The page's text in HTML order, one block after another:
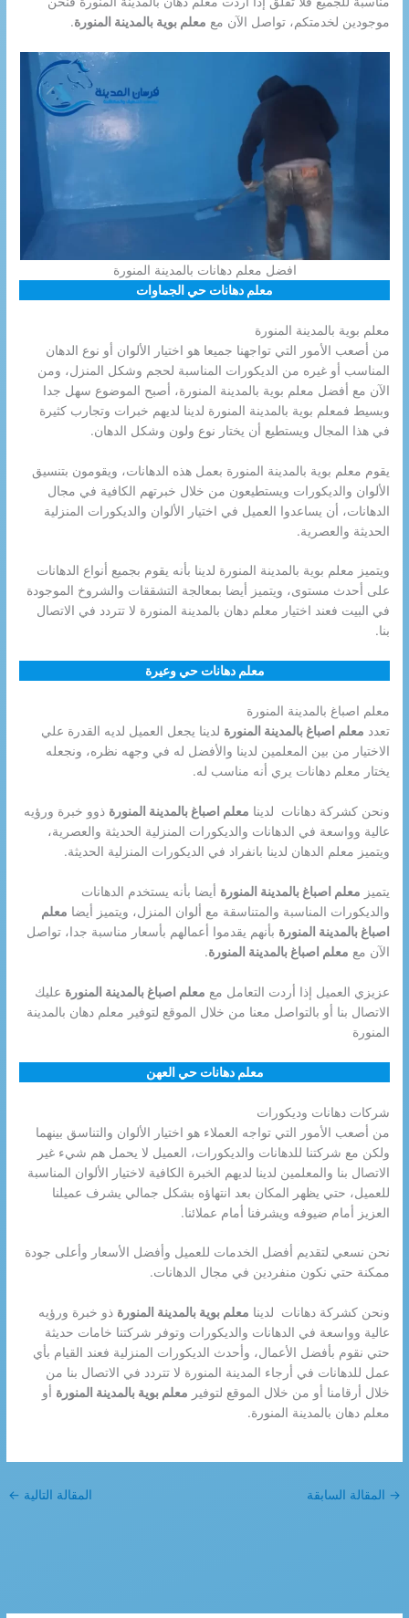
موجودين لخدمتكم، تواصل الآن مع معلم بوية بالمدينة المنورة.
افضل معلم دهانات بالمدينة المنورة
معلم دهانات حي الجماوات
معلم بوية بالمدينة المنورة
من أصعب الأمور التي تواجهنا جميعا هو اختيار الألوان أو نوع الدهان
المناسب أو غيره من الديكورات المناسبة لحجم وشكل المنزل، ومن
الآن مع أفضل معلم بوية بالمدينة المنورة، أصبح الموضوع سهل جدا
وبسيط فمعلم بوية بالمدينة المنورة لدينا لديهم خبرات وتجارب كثيرة
في هذا المجال ويستطيع أن يختار نوع ولون وشكل الدهان.
يقوم معلم بوية بالمدينة المنورة بعمل هذه الدهانات، ويقومون بتنسيق
الألوان والديكورات ويستطيعون من خلال خبرتهم الكافية في مجال
الدهانات، أن يساعدوا العميل في اختيار الألوان والديكورات المنزلية
الحديثة والعصرية.
ويتميز معلم بوية بالمدينة المنورة لدينا بأنه يقوم بجميع أنواع الدهانات
على أحدث مستوى، ويتميز أيضا بمعالجة التشققات والشروخ الموجودة
في البيت فعند اختيار معلم دهان بالمدينة المنورة لا تتردد في الاتصال
بنا.
معلم دهانات حي وعيرة
معلم اصباغ بالمدينة المنورة
تعدد معلم اصباغ بالمدينة المنورة لدينا يجعل العميل لديه القدرة علي
الاختيار من بين المعلمين لدينا والأفضل له في وجهه نظره، ونجعله
يختار معلم دهانات يري أنه مناسب له.
ونحن كشركة دهانات لدينا معلم اصباغ بالمدينة المنورة ذوو خبرة ورؤيه
عالية وواسعة في الدهانات والديكورات المنزلية الحديثة والعصرية،
ويتميز معلم الدهان لدينا بانفراد في الديكورات المنزلية الحديثة.
يتميز معلم اصباغ بالمدينة المنورة أيضا بأنه يستخدم الدهانات
والديكورات المناسبة والمتناسقة مع ألوان المنزل، ويتميز أيضا معلم
اصباغ بالمدينة المنورة بأنهم يقدموا أعمالهم بأسعار مناسبة جدا، تواصل
الآن مع معلم اصباغ بالمدينة المنورة.
عزيزي العميل إذا أردت التعامل مع معلم اصباغ بالمدينة المنورة عليك
الاتصال بنا أو بالتواصل معنا من خلال الموقع لتوفير معلم دهان بالمدينة
المنورة
معلم دهانات حي العهن
شركات دهانات وديكورات
من أصعب الأمور التي تواجه العملاء هو اختيار الألوان والتناسق بينهما
ولكن مع شركتنا للدهانات والديكورات، العميل لا يحمل هم شيء غير
الاتصال بنا والمعلمين لدينا لديهم الخبرة الكافية لاختيار الألوان المناسبة
للعميل، حتي يظهر المكان بعد انتهاؤه بشكل جمالي يشرف عميلنا
العزيز أمام ضيوفه ويشرفنا أمام عملائنا.
نحن نسعي لتقديم أفضل الخدمات للعميل وأفضل الأسعار وأعلى جودة
ممكنة حتي نكون منفردين في مجال الدهانات.
ونحن كشركة دهانات لدينا معلم بوية بالمدينة المنورة ذو خبرة ورؤيه
عالية وواسعة في الدهانات والديكورات وتوفر شركتنا خامات حديثة
حتي نقوم بأفضل الأعمال، وأحدث الديكورات المنزلية فعند القيام بأي
عمل للدهانات في أرجاء المدينة المنورة لا تتردد في الاتصال بنا من
خلال أرقامنا أو من خلال الموقع لتوفير معلم بوية بالمدينة المنورة أو
معلم دهان بالمدينة المنورة.
→ المقالة السابقة المقالة التالية ←